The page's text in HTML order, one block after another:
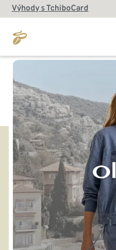
Výhody s TchiboCard